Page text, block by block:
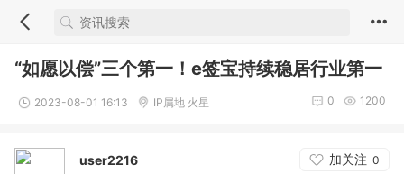
“如愿以偿”三个第一！e签宝持续稳居行业第一
2023-08-01 16:13 IP属地 火星 1200
0
user2216 加关注 0